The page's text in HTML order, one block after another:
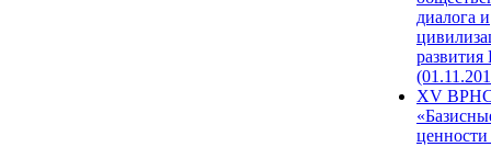
диалога и
развития
XV